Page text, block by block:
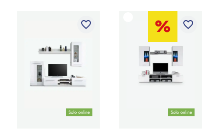
Solo online
favorite_border
Solo online
favorite_border